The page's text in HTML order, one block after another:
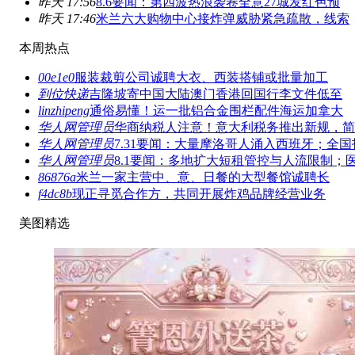
昨天 17:46米兰六大购物中心接炸弹威胁紧急疏散，线索
本周热点
00e1e0服装裁剪公司诚聘大衣、西装搭铺或批量加工
到位快递吉隆坡寄中国大陆澳门香港回国行李文件低至
linzhipeng通俗易懂！运一批铝合金围栏配件海运加拿大
华人网管理员华商纳税人注意！意大利税务推出新规，
华人网管理员7.31要闻：大量摩洛哥人涌入西班牙；全国
华人网管理员8.1要闻：多地扩大短租管控与人流限制；
86876a米兰一家主营中、意、日餐的大型餐馆诚聘长
f4dc8b现正寻觅合作方，共同开展炸鸡品牌经营业务
美图精选